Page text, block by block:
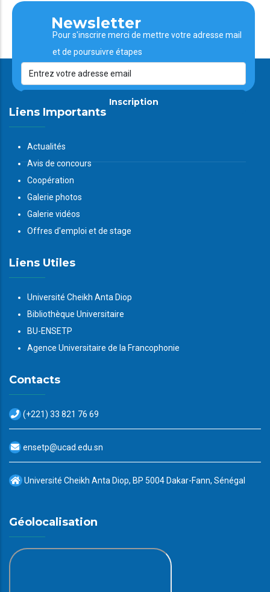
Newsletter
Pour s'inscrire merci de mettre votre adresse mail
et de poursuivre étapes
Inscription
Liens Importants
Actualités
Avis de concours
Coopération
Galerie photos
Galerie vidéos
Offres d'emploi et de stage
Liens Utiles
Université Cheikh Anta Diop
Bibliothèque Universitaire
BU-ENSETP
Agence Universitaire de la Francophonie
Contacts
(+221) 33 821 76 69
ensetp@ucad.edu.sn
Université Cheikh Anta Diop, BP 5004 Dakar-Fann, Sénégal
Géolocalisation